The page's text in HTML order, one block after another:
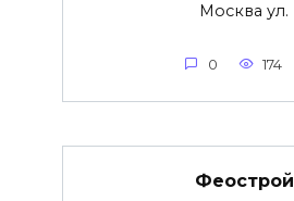
Москва ул.
0 174
Феострой